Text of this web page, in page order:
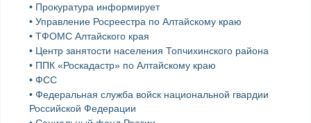
• Прокуратура информирует
• Управление Росреестра по Алтайскому краю
• ТФОМС Алтайского края
• Центр занятости населения Топчихинского района
• ППК «Роскадастр» по Алтайскому краю
• ФСС
• Федеральная служба войск национальной гвардии
Российской Федерации